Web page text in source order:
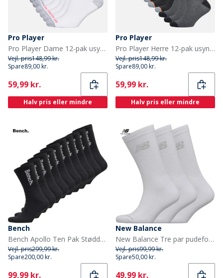
Pro Player
Pro Player Dame 12-pak usynlige sokker Hvid/Bright
Vejl. pris148,99 kr.
Spare89,00 kr.
Current
59,99 kr.
Halv pris eller mindre
Pro Player
Pro Player Herre 12-pak usynlige sokker Grå/Multi
Vejl. pris148,99 kr.
Spare89,00 kr.
Current
59,99 kr.
Halv pris eller mindre
Bench
Bench Apollo Ten Pak Støddæmpende Crew Sokker til Herre Sort/Hvid
Vejl. pris299,99 kr.
Spare200,00 kr.
Current
99,99 kr.
New Balance
New Balance Tre par pudeforstærkede sokker Hvid
Vejl. pris99,99 kr.
Spare50,00 kr.
Current
49,99 kr.